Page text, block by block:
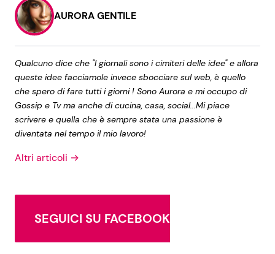
AURORA GENTILE
Qualcuno dice che "I giornali sono i cimiteri delle idee" e allora
queste idee facciamole invece sbocciare sul web, è quello
che spero di fare tutti i giorni ! Sono Aurora e mi occupo di
Gossip e Tv ma anche di cucina, casa, social...Mi piace
scrivere e quella che è sempre stata una passione è
diventata nel tempo il mio lavoro!
Altri articoli →
SEGUICI SU FACEBOOK